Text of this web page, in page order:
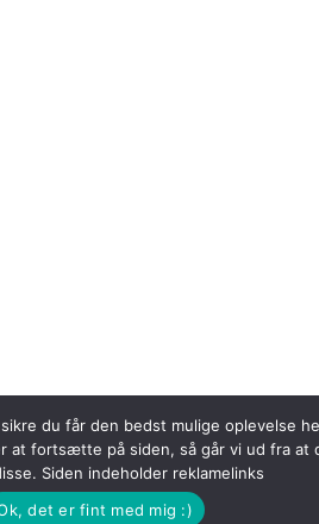
du får den bedst mulige oplevelse
at fortsætte på siden, så går vi ud fra at
Siden indeholder reklamelinks
det er fint med mig :)